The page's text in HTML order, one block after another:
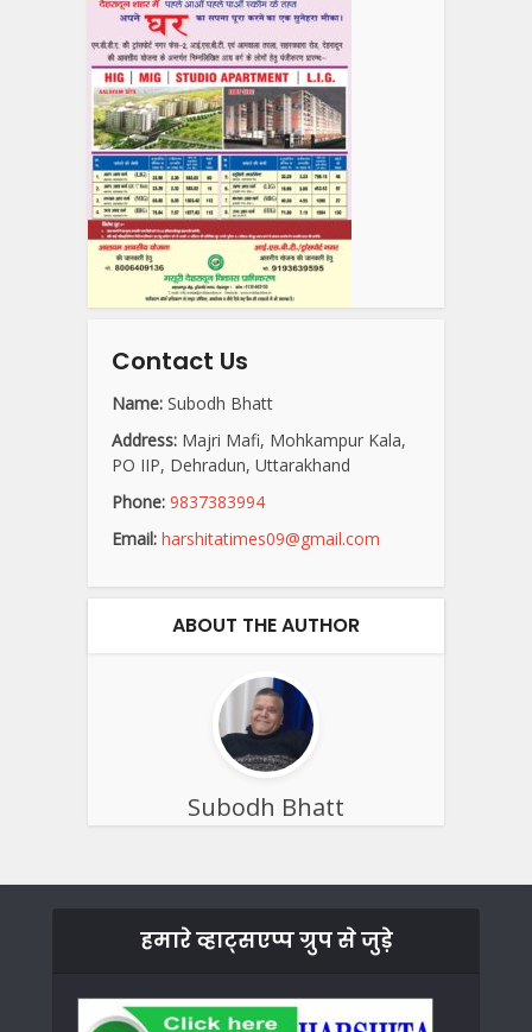
Contact Us
Name: Subodh Bhatt
Address: Majri Mafi, Mohkampur Kala,
PO IIP, Dehradun, Uttarakhand
Phone: 9837383994
Email: harshitatimes09@gmail.com
ABOUT THE AUTHOR
Subodh Bhatt
हमारे व्हाट्सएप्प ग्रुप से जुड़े